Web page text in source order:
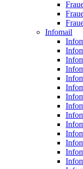
Infomail